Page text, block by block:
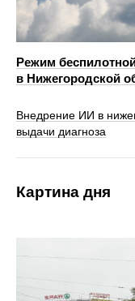
Режим
в Нижегородской
Внедрение ИИ в
выдачи диагноза
Картина дня